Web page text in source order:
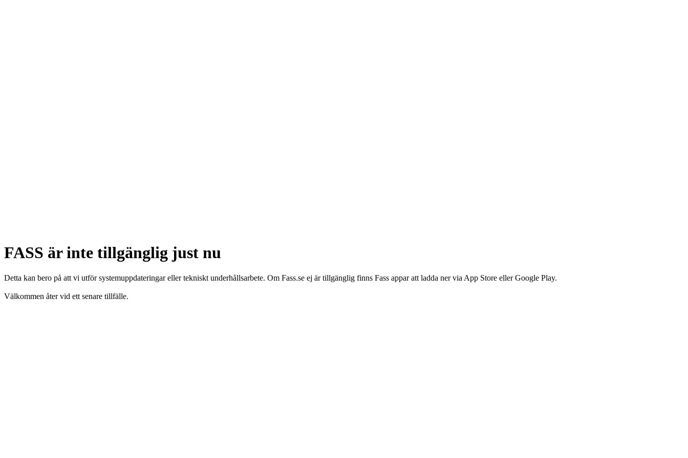
FASS är inte tillgänglig just nu
Detta kan bero på att vi utför systemuppdateringar eller tekniskt underhållsarbete. Om Fass.se ej är tillgänglig finns Fass appar att ladda ner via App Store eller Google Play.
Välkommen åter vid ett senare tillfälle.